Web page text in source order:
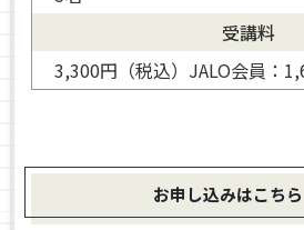
受講料
3,300円（税込）JALO会員：
お申し込みはこちら